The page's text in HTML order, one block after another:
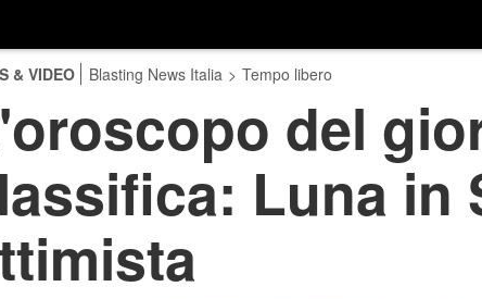
& VIDEO Blasting News Italia > Tempo libero
del
Luna in